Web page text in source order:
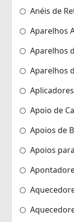
Anéis de
Aparelhos
Aparelhos
Aparelhos
Apoio de
Apoios de
Apoios